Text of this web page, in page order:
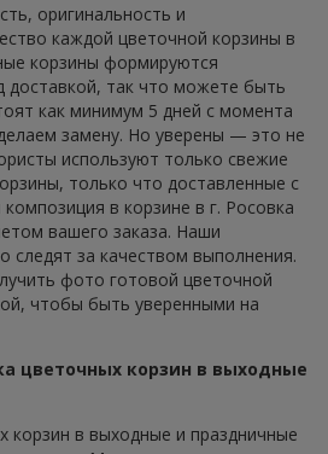
оригинальность и
каждой цветочной корзины в
корзины формируются
доставкой, так что можете быть
как минимум 5 дней с момента
замену. Но уверены — это не
используют только свежие
только что доставленные с
в корзине в г. Росовка
вашего заказа. Наши
следят за качеством выполнения.
фото готовой цветочной
чтобы быть уверенными на
цветочных корзин в выходные
корзин в выходные и праздничные